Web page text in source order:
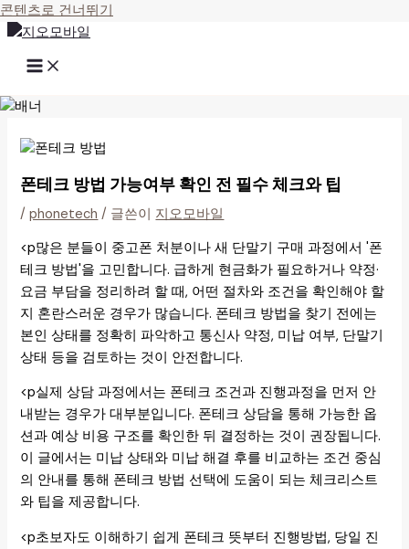
콘텐츠로 건너뛰기
폰테크 방법 가능여부 확인 전 필수 체크와 팁
/phonetech / 글쓴이 지오모바일
<p많은 분들이 중고폰 처분이나 새 단말기 구매 과정에서 '폰
테크 방법'을 고민합니다. 급하게 현금화가 필요하거나 약정·
요금 부담을 정리하려 할 때, 어떤 절차와 조건을 확인해야 할
지 혼란스러운 경우가 많습니다. 폰테크 방법을 찾기 전에는
본인 상태를 정확히 파악하고 통신사 약정, 미납 여부, 단말기
상태 등을 검토하는 것이 안전합니다.
<p실제 상담 과정에서는 폰테크 조건과 진행과정을 먼저 안
내받는 경우가 대부분입니다. 폰테크 상담을 통해 가능한 옵
션과 예상 비용 구조를 확인한 뒤 결정하는 것이 권장됩니다.
이 글에서는 미납 상태와 미납 해결 후를 비교하는 조건 중심
의 안내를 통해 폰테크 방법 선택에 도움이 되는 체크리스트
와 팁을 제공합니다.
<p초보자도 이해하기 쉽게 폰테크 뜻부터 진행방법, 당일 진